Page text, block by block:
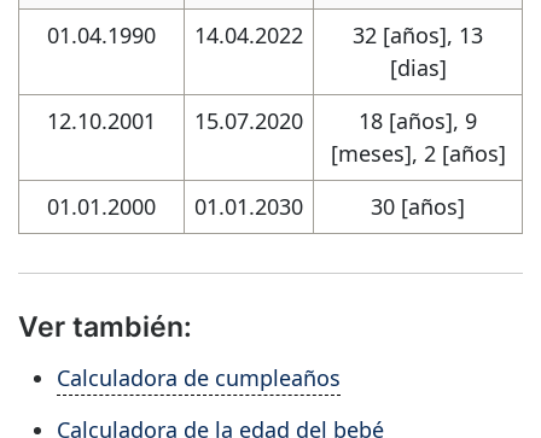
01.04.1990
14.04.2022
32 [años], 13
[dias]
12.10.2001
15.07.2020
18 [años], 9
[meses], 2 [años]
01.01.2000
01.01.2030 30 [años]
Ver también:
Calculadora de cumpleaños
Calculadora de la edad del bebé